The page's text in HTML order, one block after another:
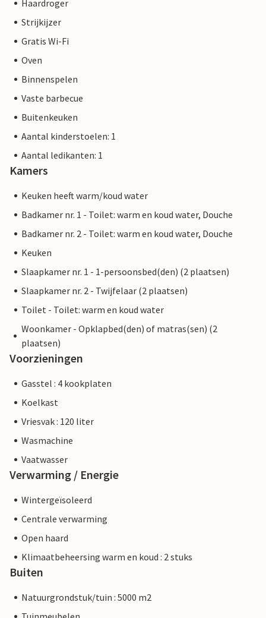
Haardroger
Strijkijzer
Gratis Wi-Fi
Oven
Binnenspelen
Vaste barbecue
Buitenkeuken
Aantal kinderstoelen: 1
Aantal ledikanten: 1
Kamers
Keuken heeft warm/koud water
Badkamer nr. 1 - Toilet: warm en koud water, Douche
Badkamer nr. 2 - Toilet: warm en koud water, Douche
Keuken
Slaapkamer nr. 1 - 1-persoonsbed(den) (2 plaatsen)
Slaapkamer nr. 2 - Twijfelaar (2 plaatsen)
Toilet - Toilet: warm en koud water
Woonkamer - Opklapbed(den) of matras(sen) (2
plaatsen)
Voorzieningen
Gasstel : 4 kookplaten
Koelkast
Vriesvak : 120 liter
Wasmachine
Vaatwasser
Verwarming / Energie
Wintergeïsoleerd
Centrale verwarming
Open haard
Klimaatbeheersing warm en koud : 2 stuks
Buiten
Natuurgrondstuk/tuin : 5000 m2